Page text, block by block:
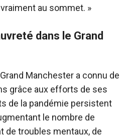
au sommet. »
dans le Grand
Manchester a connu de
grâce aux efforts de ses
de la pandémie persistent
le nombre de
de troubles mentaux, de